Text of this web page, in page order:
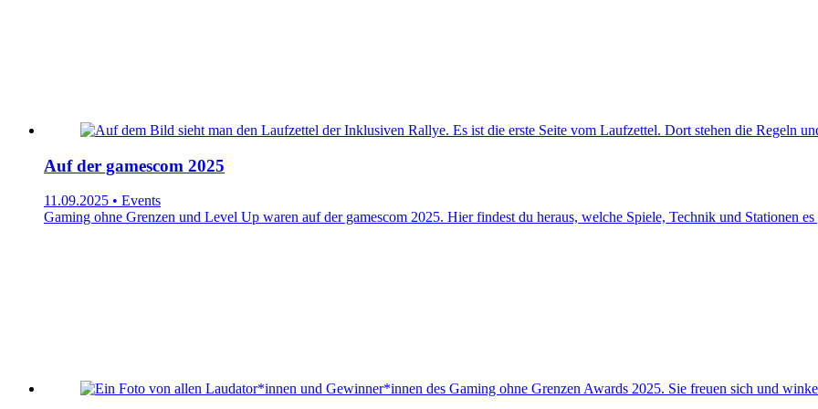
Auf der gamescom 2025
11.09.2025 • Events
Gaming ohne Grenzen und Level Up waren auf der gamescom 2025. Hier findest du heraus, welche Spiele, Technik und Stationen es